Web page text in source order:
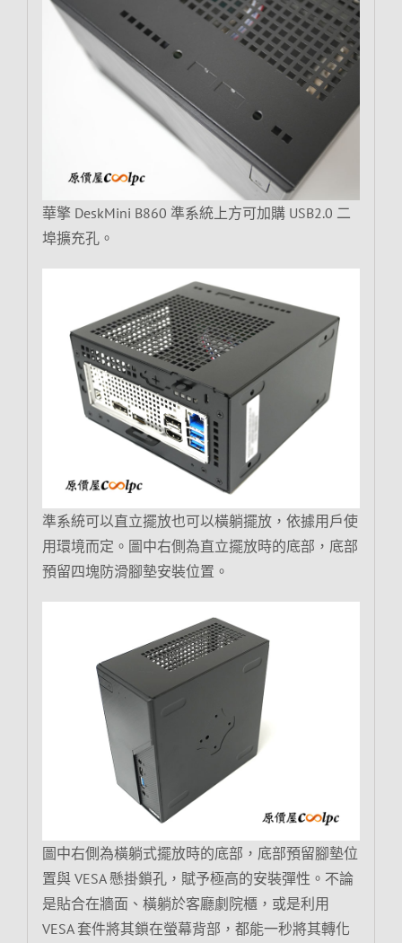
華擎 DeskMini B860 準系統上方可加購 USB2.0 二
埠擴充孔。
準系統可以直立擺放也可以橫躺擺放，依據用戶使
用環境而定。圖中右側為直立擺放時的底部，底部
預留四塊防滑腳墊安裝位置。
圖中右側為橫躺式擺放時的底部，底部預留腳墊位
置與 VESA 懸掛鎖孔，賦予極高的安裝彈性。不論
是貼合在牆面、橫躺於客廳劇院櫃，或是利用
VESA 套件將其鎖在螢幕背部，都能一秒將其轉化